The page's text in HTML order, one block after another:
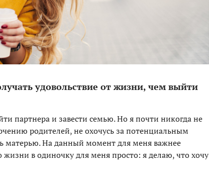
удовольствие от жизни, чем выйти
партнера и завести семью. Но я почти никогда не
родителей, не охочусь за потенциальным
матерью. На данный момент для меня важнее
в одиночку для меня просто: я делаю, что хочу